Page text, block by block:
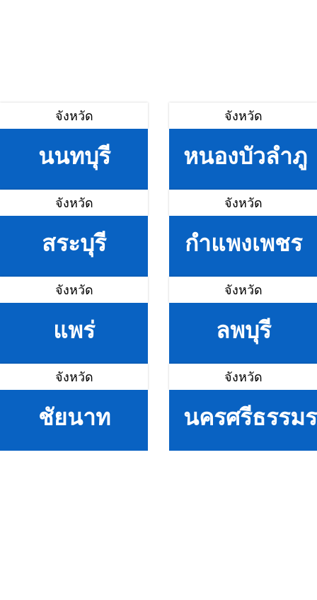
จังหวัด
นนทบุรี
จังหวัด
หนองบัวลำภู
จังหวัด
สระบุรี
จังหวัด
กำแพงเพชร
จังหวัด
แพร่
จังหวัด
ลพบุรี
จังหวัด
ชัยนาท
จังหวัด
นครศรีธรรม